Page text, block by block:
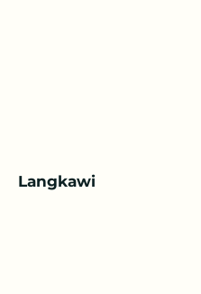
Langkawi